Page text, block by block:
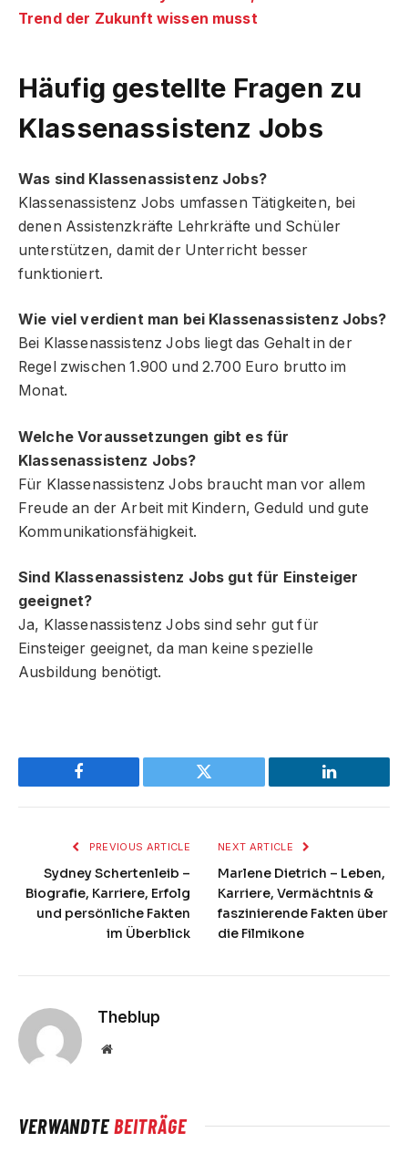
Trend der Zukunft wissen musst
Häufig gestellte Fragen zu
Klassenassistenz Jobs
Was sind Klassenassistenz Jobs?
Klassenassistenz Jobs umfassen Tätigkeiten, bei
denen Assistenzkräfte Lehrkräfte und Schüler
unterstützen, damit der Unterricht besser
funktioniert.
Wie viel verdient man bei Klassenassistenz Jobs?
Bei Klassenassistenz Jobs liegt das Gehalt in der
Regel zwischen 1.900 und 2.700 Euro brutto im
Monat.
Welche Voraussetzungen gibt es für
Klassenassistenz Jobs?
Für Klassenassistenz Jobs braucht man vor allem
Freude an der Arbeit mit Kindern, Geduld und gute
Kommunikationsfähigkeit.
Sind Klassenassistenz Jobs gut für Einsteiger
geeignet?
Ja, Klassenassistenz Jobs sind sehr gut für
Einsteiger geeignet, da man keine spezielle
Ausbildung benötigt.
Facebook Twitter LinkedIn
PREVIOUS ARTICLE
Sydney Schertenleib –
Biografie, Karriere, Erfolg
und persönliche Fakten
im Überblick
NEXT ARTICLE
Marlene Dietrich – Leben,
Karriere, Vermächtnis &
faszinierende Fakten über
die Filmikone
Theblup
Website
VERWANDTEBEITRÄGE